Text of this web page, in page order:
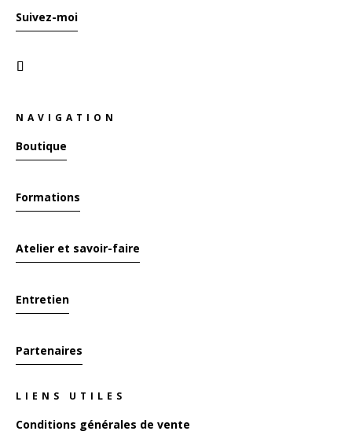
Suivez-moi
NAVIGATION
Boutique
Formations
Atelier et savoir-faire
Entretien
Partenaires
LIENS UTILES
Conditions générales de vente